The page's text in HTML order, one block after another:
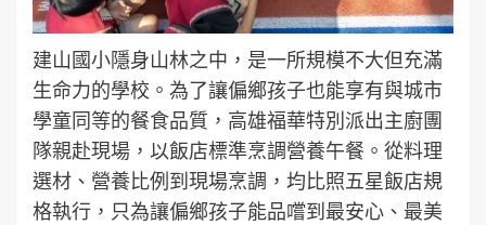
建山國小隱身山林之中，是一所規模不大但充滿
生命力的學校。為了讓偏鄉孩子也能享有與城市
學童同等的餐食品質，高雄福華特別派出主廚團
隊親赴現場，以飯店標準烹調營養午餐。從料理
選材、營養比例到現場烹調，均比照五星飯店規
格執行，只為讓偏鄉孩子能品嚐到最安心、最美